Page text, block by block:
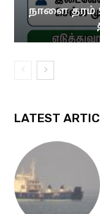
நாளை தரம்
LATEST